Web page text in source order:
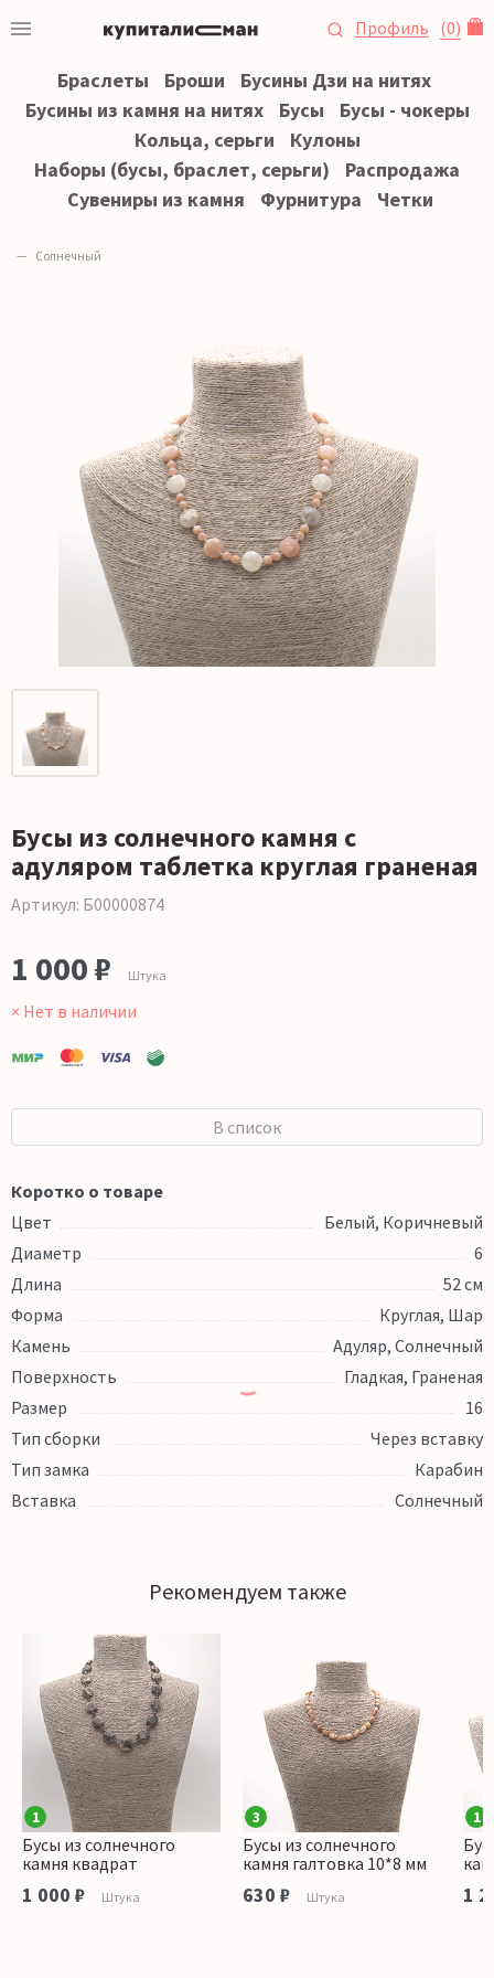
Профиль (0)
Браслеты Броши
Бусины Дзи на нитях
Бусины из камня на нитях
Бусы
Бусы - чокеры
Кольца, серьги
Кулоны
Наборы (бусы, браслет, серьги)
Распродажа
Сувениры из камня
Фурнитура Четки
Солнечный
Бусы из солнечного камня с
адуляром таблетка круглая граненая
Артикул: Б00000874
1 000 ₽ Штука
× Нет в наличии
В список
Коротко о товаре
Цвет
Белый, Коричневый
Диаметр
6
Длина
52 см
Форма
Круглая, Шар
Камень
Адуляр, Солнечный
Поверхность
Гладкая, Граненая
Размер
16
Тип сборки
Через вставку
Тип замка
Карабин
Вставка
Солнечный
Рекомендуем также
1
Бусы из солнечного
камня квадрат
1 000 ₽ Штука
3
Бусы из солнечного
камня галтовка 10*8 мм
630 ₽ Штука
1
1